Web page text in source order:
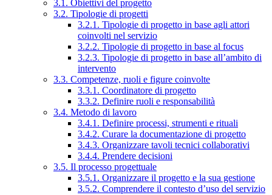
3.1. Obiettivi del progetto
3.2. Tipologie di progetti
3.2.1. Tipologie di progetto in base agli attori
coinvolti nel servizio
3.2.2. Tipologie di progetto in base al focus
3.2.3. Tipologie di progetto in base all’ambito di
intervento
3.3. Competenze, ruoli e figure coinvolte
3.3.1. Coordinatore di progetto
3.3.2. Definire ruoli e responsabilità
3.4. Metodo di lavoro
3.4.1. Definire processi, strumenti e rituali
3.4.2. Curare la documentazione di progetto
3.4.3. Organizzare tavoli tecnici collaborativi
3.4.4. Prendere decisioni
3.5. Il processo progettuale
3.5.1. Organizzare il progetto e la sua gestione
3.5.2. Comprendere il contesto d’uso del servizio